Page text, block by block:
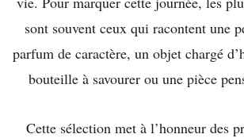
sont souvent ceux qui racontent une
parfum de caractère, un objet chargé
bouteille à savourer ou une pièce
Cette sélection met à l’honneur des